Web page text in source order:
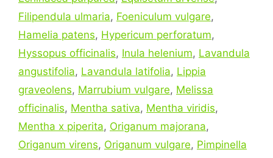
Filipendula ulmaria, Foeniculum vulgare,
Hamelia patens, Hypericum perforatum,
Hyssopus officinalis, Inula helenium, Lavandula
angustifolia, Lavandula latifolia, Lippia
graveolens, Marrubium vulgare, Melissa
officinalis, Mentha sativa, Mentha viridis,
Mentha x piperita, Origanum majorana,
Origanum virens, Origanum vulgare, Pimpinella